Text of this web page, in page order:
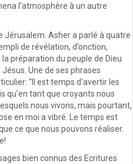
l’atmosphère à un autre
Jérusalem. Asher a parlé à quatre
de révélation, d’onction,
préparation du peuple de Dieu
Une de ses phrases
“Il est temps d’avertir les
qu’en tant que croyants nous
nous vivons, mais pourtant,
en moi a vibré. Le temps est
ce que nous pouvons réaliser.
bien connus des Ecritures